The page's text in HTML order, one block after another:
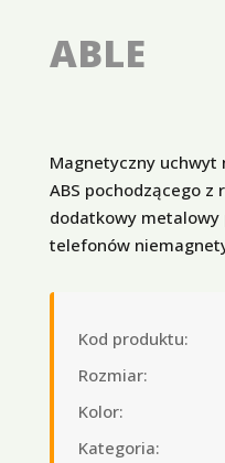
ABLE
Magnetyczny
ABS pochodzącego z
dodatkowy metalowy
telefonów
Kod produktu:
Rozmiar:
Kolor:
Kategoria: